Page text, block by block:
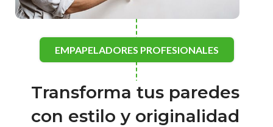
EMPAPELADORES PROFESIONALES
Transforma tus paredes
con estilo y originalidad